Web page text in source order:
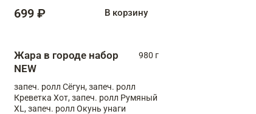
699 ₽ В корзину
Жара в городе набор
NEW
980 г
запеч. ролл Сёгун, запеч. ролл
Креветка Хот, запеч. ролл Румяный
XL, запеч. ролл Окунь унаги